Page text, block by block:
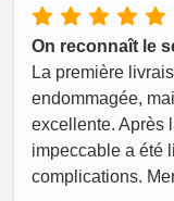
On reconnaît le
La première
endommagée,
excellente. Après
impeccable a été
complications.